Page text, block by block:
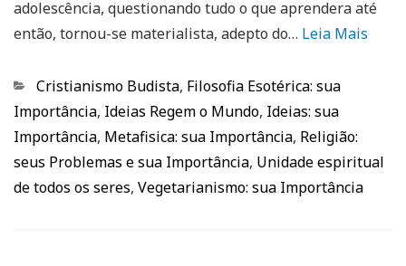
adolescência, questionando tudo o que aprendera até
então, tornou-se materialista, adepto do… Leia Mais
Categorias
Cristianismo Budista, Filosofia Esotérica: sua
Importância, Ideias Regem o Mundo, Ideias: sua
Importância, Metafisica: sua Importância, Religião:
seus Problemas e sua Importância, Unidade espiritual
de todos os seres, Vegetarianismo: sua Importância